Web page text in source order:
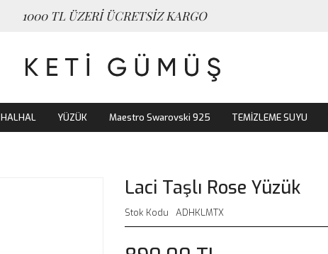
1000 TL ÜZERİ ÜCRETSİZ KARGO
HALHAL YÜZÜK Maestro Swarovski 925 TEMİZLEME SUYU
Laci Taşlı Rose Yüzük
Stok Kodu ADHKLMTX